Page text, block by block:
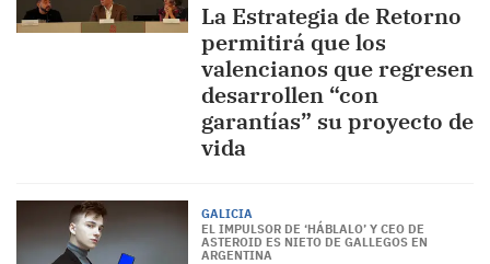
La Estrategia de Retorno
permitirá que los
valencianos que regresen
desarrollen “con
garantías” su proyecto de
vida
GALICIA
EL IMPULSOR DE ‘HÁBLALO’ Y CEO DE
ASTEROID ES NIETO DE GALLEGOS EN
ARGENTINA